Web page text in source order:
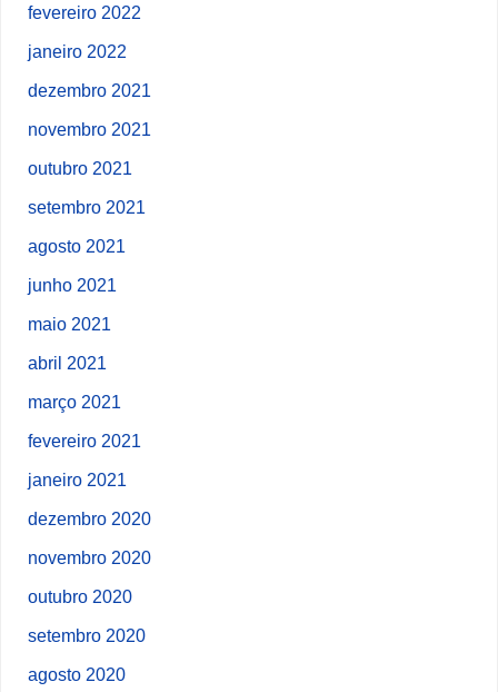
fevereiro 2022
janeiro 2022
dezembro 2021
novembro 2021
outubro 2021
setembro 2021
agosto 2021
junho 2021
maio 2021
abril 2021
março 2021
fevereiro 2021
janeiro 2021
dezembro 2020
novembro 2020
outubro 2020
setembro 2020
agosto 2020